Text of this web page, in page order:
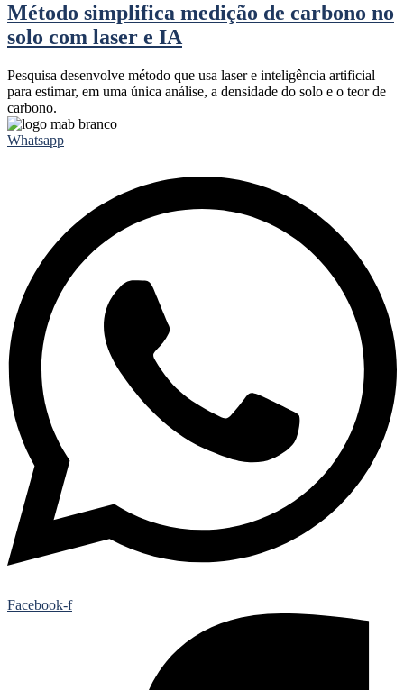
Método simplifica medição de carbono no
solo com laser e IA
Pesquisa desenvolve método que usa laser e inteligência artificial
para estimar, em uma única análise, a densidade do solo e o teor de
carbono.
Whatsapp
Facebook-f